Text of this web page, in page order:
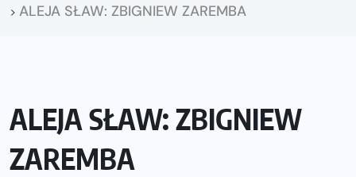
> ALEJA SŁAW: ZBIGNIEW ZAREMBA
ALEJA SŁAW: ZBIGNIEW
ZAREMBA